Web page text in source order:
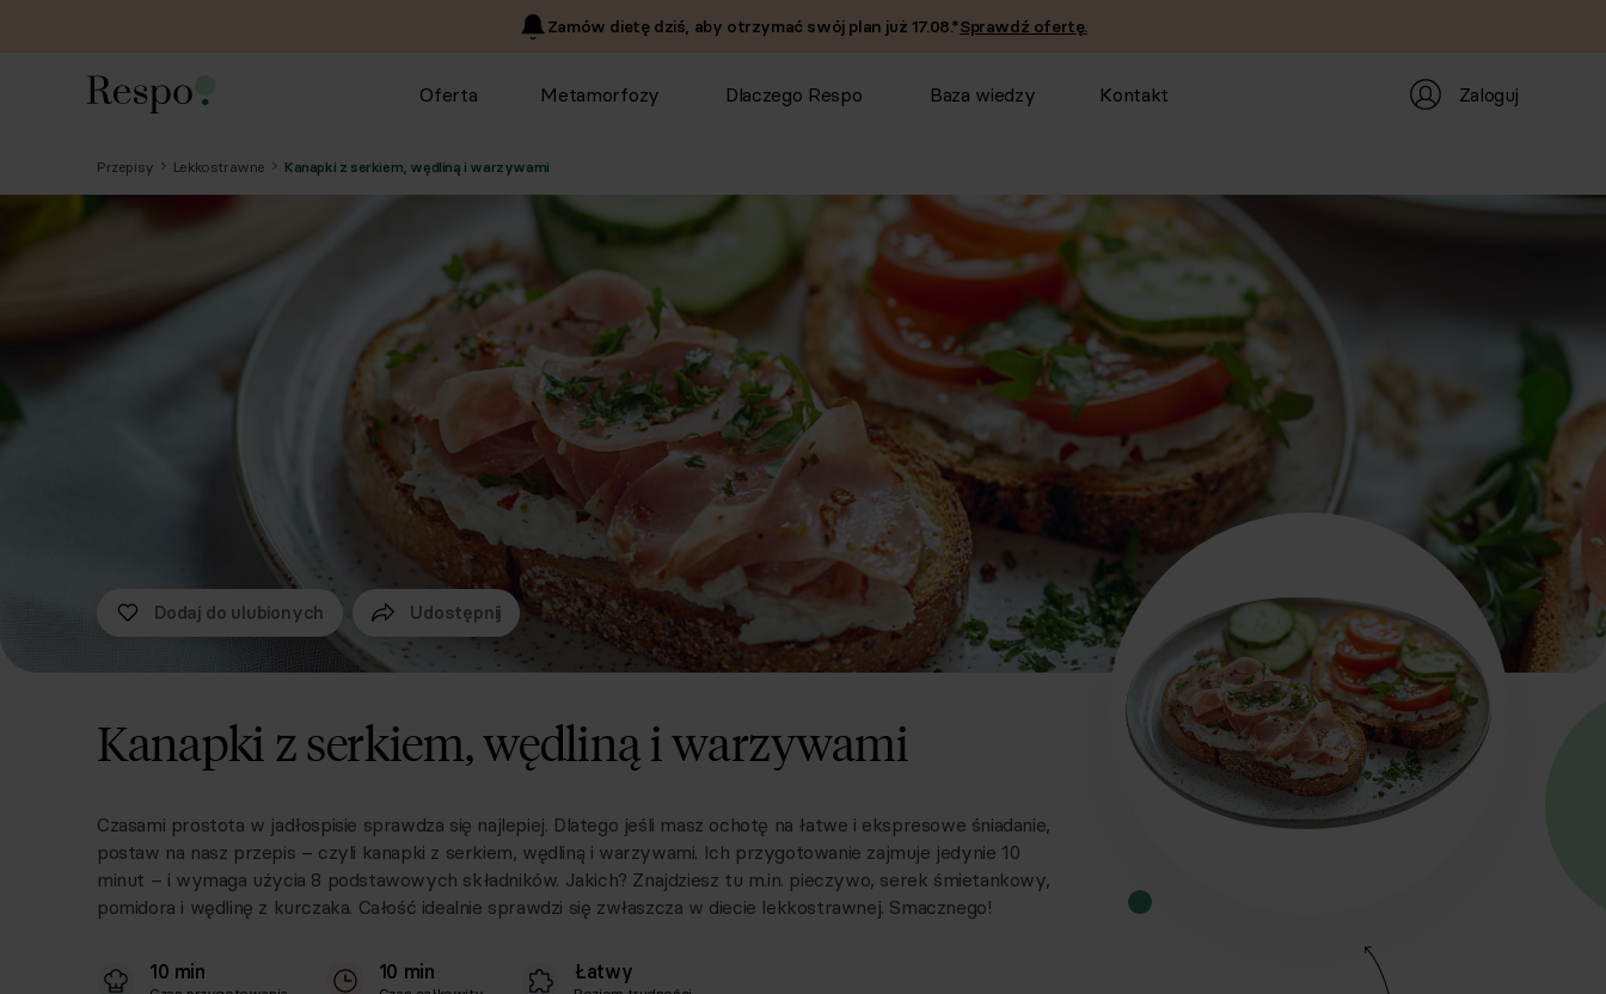
Zamów dietę dziś, aby otrzymać swój plan już 17.08.*Sprawdź ofertę.
Oferta Metamorfozy Dlaczego Respo Baza wiedzy Kontakt Zaloguj
Przepisy Lekkostrawne Kanapki z serkiem, wędliną i warzywami
Dodaj do ulubionych Udostępnij
Kanapki z serkiem, wędliną i warzywami
Czasami prostota w jadłospisie sprawdza się najlepiej. Dlatego jeśli masz ochotę na łatwe i ekspresowe śniadanie,
postaw na nasz przepis – czyli kanapki z serkiem, wędliną i warzywami. Ich przygotowanie zajmuje jedynie 10
minut – i wymaga użycia 8 podstawowych składników. Jakich? Znajdziesz tu m.in. pieczywo, serek śmietankowy,
pomidora i wędlinę z kurczaka. Całość idealnie sprawdzi się zwłaszcza w diecie lekkostrawnej. Smacznego!
10 min 10 min Łatwy